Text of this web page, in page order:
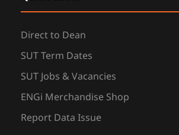
Direct to Dean
SUT Term Dates
SUT Jobs & Vacancies
ENGi Merchandise Shop
Report Data Issue